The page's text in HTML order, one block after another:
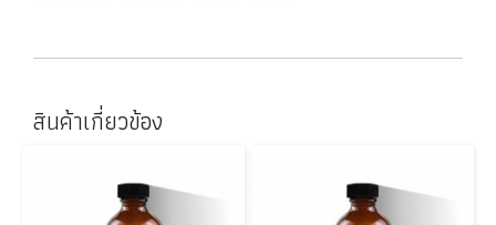
สินค้าเกี่ยวข้อง